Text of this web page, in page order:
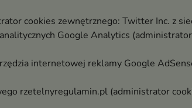
cookies zewnętrznego: Twitter Inc. z
Google Analytics
internetowej reklamy Google
rzetelnyregulamin.pl (administrator